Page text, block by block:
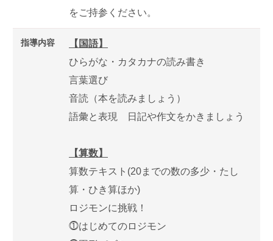
をご持参ください。
指導内容
【国語】
ひらがな・カタカナの読み書き
言葉選び
音読（本を読みましょう）
語彙と表現 日記や作文をかきましょう
【算数】
算数テキスト(20までの数の多少・たし
算・ひき算ほか)
ロジモンに挑戦！
⓵はじめてのロジモン